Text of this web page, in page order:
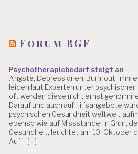
Forum BGF
Psychotherapiebedarf steigt an
Ängste, Depressionen, Burn-out:
leiden laut Experten unter psychischen
oft werden diese nicht ernst
Darauf und auch auf Hilfsangebote
psychischen Gesundheit weltweit
ebenso wie auf Missstände. In Grün,
Gesundheit, leuchtet am 10. Oktober
Auf… […]